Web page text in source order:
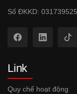
Số ĐKKD:
Link
Quy chế hoạt động